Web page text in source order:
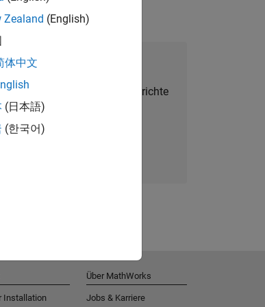
Network beitreten
Stellenangebote, Berichte
Zealand (English)
体中文
(日本語)
(한국어)
Installation
Über MathWorks
Jobs & Karriere